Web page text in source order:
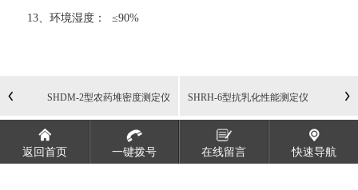
13、环境湿度： ≤90%
SHDM-2型农药堆密度测定仪 SHRH-6型抗乳化性能测定仪
返回首页 一键拨号 在线留言 快速导航